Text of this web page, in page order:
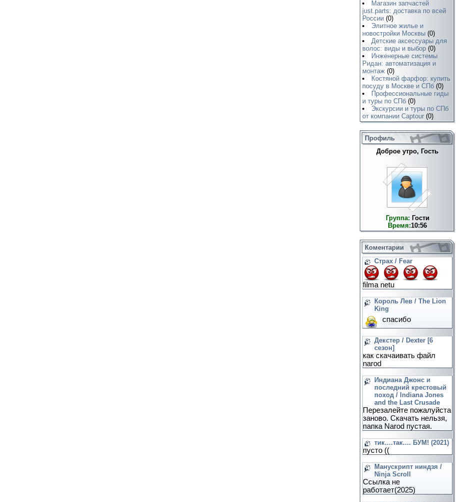
Магазин запчастей
just.parts: доставка по всей
России (0)
Элитное жилье и
новостройки Москвы (0)
Детские аксессуары для
волос: виды и выбор (0)
Инженерные системы
Ридан: автоматизация и
монтаж (0)
Костяной фарфор: купить
посуду в Москве и СПб (0)
Профессиональные гиды
и туры по СПб (0)
Экскурсии и туры по СПб
от компании Captour (0)
Профиль
Доброе утро, Гость
Группа: Гости
Время:10:56
Коментарии
Страх / Fear
filma netu
Король Лев / The Lion
King
спасибо
Декстер / Dexter [6
сезон]
как скачаивать файл
narod
Индиана Джонс и
последний крестовый
поход / Indiana Jones
and the Last Crusade
Перезалейте пожалуйста
заново. Скачать нельзя,
папка Narod пустая.
тик....так.... БУМ! (2021)
пусто ((
Манускрипт ниндзя /
Ninja Scroll
Ссылка не
работает(2025)